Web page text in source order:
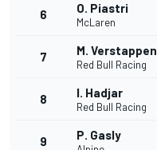
6 O. Piastri
McLaren
7 M. Verstappen
Red Bull Racing
8 I. Hadjar
Red Bull Racing
9 P. Gasly